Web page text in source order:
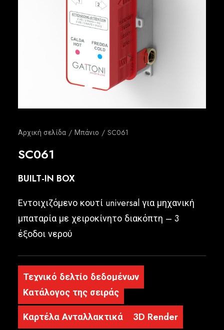
Tελειωματα
Που να αγορασετε
Ελληνικά
Αρχική σελίδα Μπάνιο SC061
SC061
BUILT-IN BOX
Εντοιχιζόμενο κουτί universal για μηχανική
μπαταρία με χειροκίνητο διακόπτη – 3
έξοδοι νερού
Τεχνικό δελτίο δεδομένων
Κατάλογος της σειράς
Καρτέλα Ανταλλακτικά
3D Render